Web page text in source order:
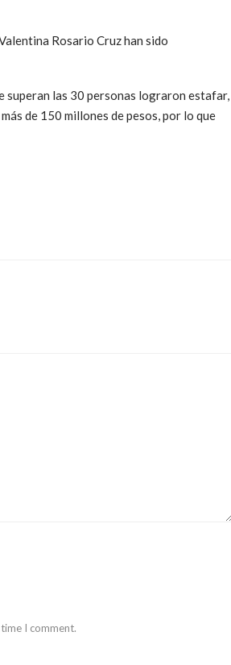
Rosario Cruz han sido
superan las 30 personas lograron estafar,
de 150 millones de pesos, por lo que
I comment.